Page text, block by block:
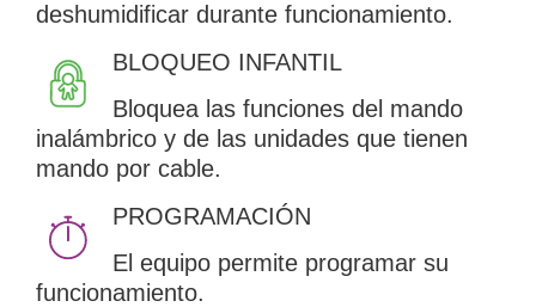
deshumidificar durante funcionamiento.
BLOQUEO INFANTIL
Bloquea las funciones del mando
inalámbrico y de las unidades que tienen
mando por cable.
PROGRAMACIÓN
El equipo permite programar su
funcionamiento.